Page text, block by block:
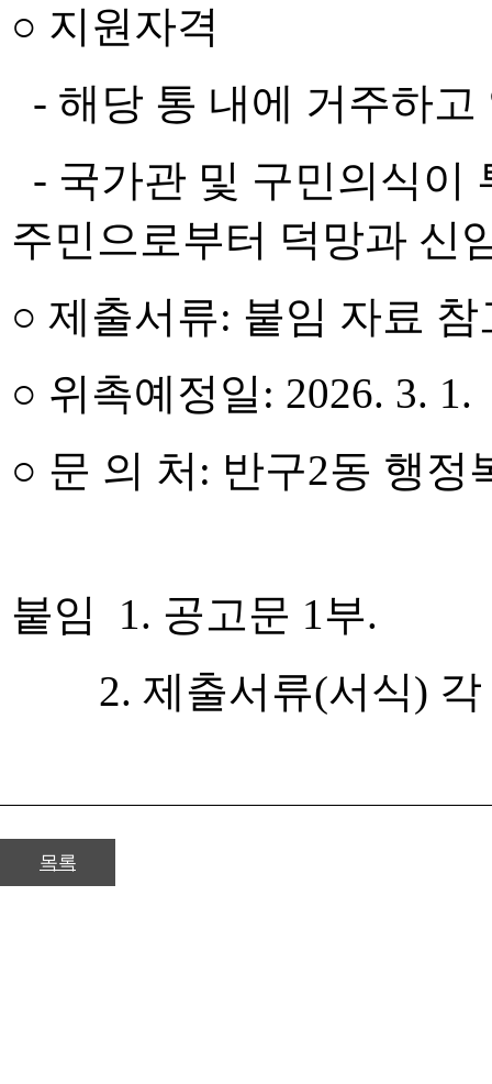
○ 지원자격
- 해당 통 내에 거주하고
- 국가관 및 구민의식이
주민으로부터 덕망과 신
○ 제출서류: 붙임 자료 참
○ 위촉예정일: 2026. 3. 1.
○ 문 의 처: 반구2동 행
붙임 1. 공고문 1부.
2. 제출서류(서식) 각
목록